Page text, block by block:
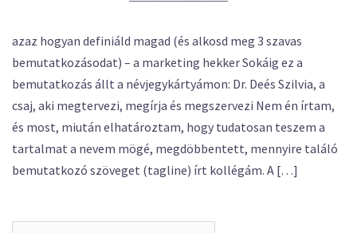
azaz hogyan definiáld magad (és alkosd meg 3 szavas
bemutatkozásodat) – a marketing hekker Sokáig ez a
bemutatkozás állt a névjegykártyámon: Dr. Deés Szilvia, a
csaj, aki megtervezi, megírja és megszervezi Nem én írtam,
és most, miután elhatároztam, hogy tudatosan teszem a
tartalmat a nevem mögé, megdöbbentett, mennyire találó
bemutatkozó szöveget (tagline) írt kollégám. A […]